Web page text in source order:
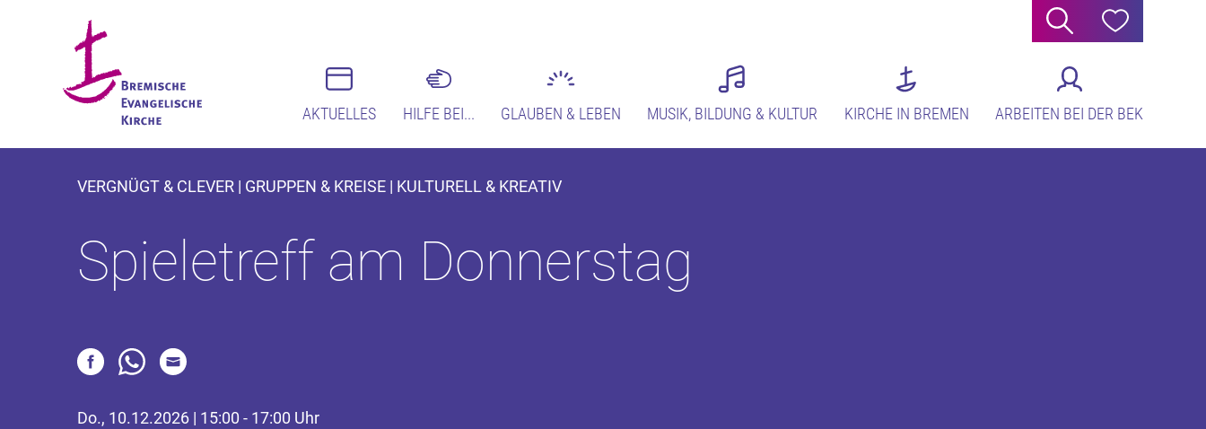
Suche Hilfe
AKTUELLES HILFE BEI... GLAUBEN & LEBEN MUSIK, BILDUNG & KULTUR KIRCHE IN BREMEN ARBEITEN BEI DER BEK
VERGNÜGT & CLEVER | GRUPPEN & KREISE | KULTURELL & KREATIV
Spieletreff am Donnerstag
Do., 10.12.2026 | 15:00 - 17:00 Uhr